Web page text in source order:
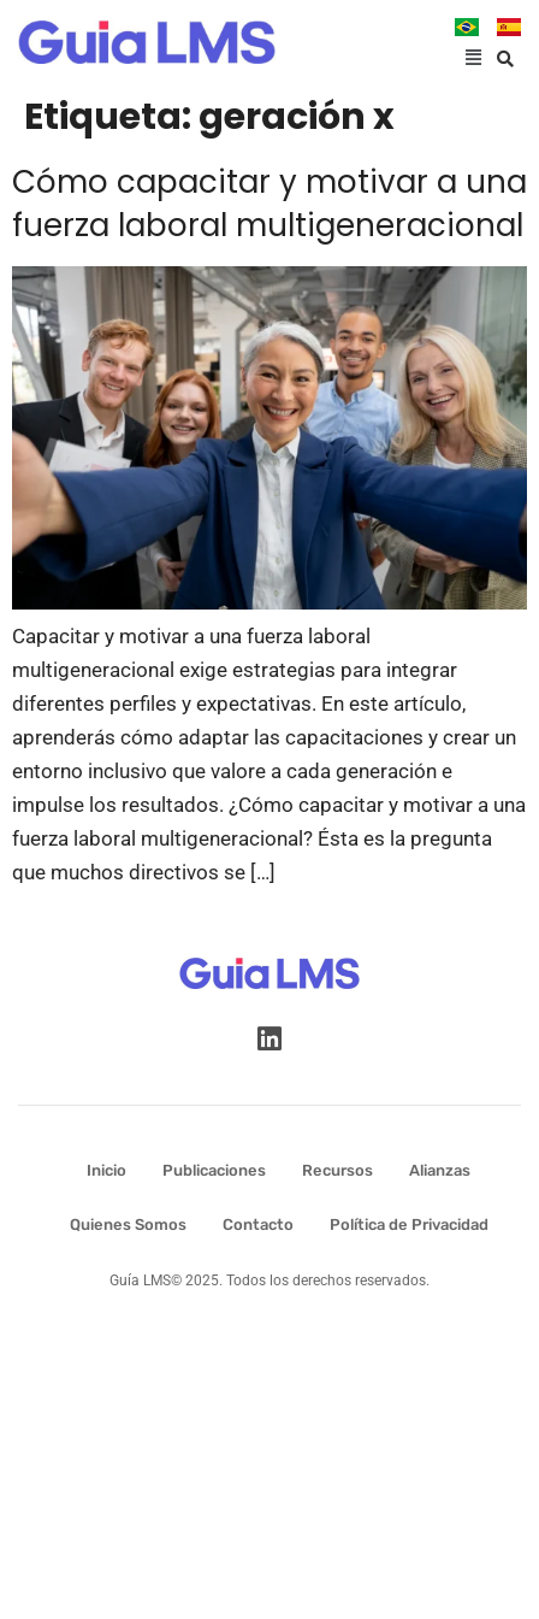
Etiqueta:geración x
Cómo capacitar y motivar a una
fuerza laboral multigeneracional
Capacitar y motivar a una fuerza laboral
multigeneracional exige estrategias para integrar
diferentes perfiles y expectativas. En este artículo,
aprenderás cómo adaptar las capacitaciones y crear un
entorno inclusivo que valore a cada generación e
impulse los resultados. ¿Cómo capacitar y motivar a una
fuerza laboral multigeneracional? Ésta es la pregunta
que muchos directivos se […]
Inicio Publicaciones Recursos Alianzas
Quienes Somos Contacto Política de Privacidad
Guía LMS© 2025. Todos los derechos reservados.